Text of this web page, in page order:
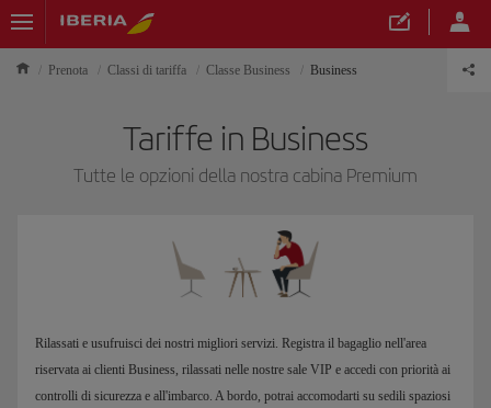
Prenota Classi di tariffa Classe Business Business
Tariffe in Business
Tutte le opzioni della nostra cabina Premium
Rilassati e usufruisci dei nostri migliori servizi. Registra il bagaglio nell'area
riservata ai clienti Business, rilassati nelle nostre sale VIP e accedi con priorità ai
controlli di sicurezza e all'imbarco. A bordo, potrai accomodarti su sedili spaziosi